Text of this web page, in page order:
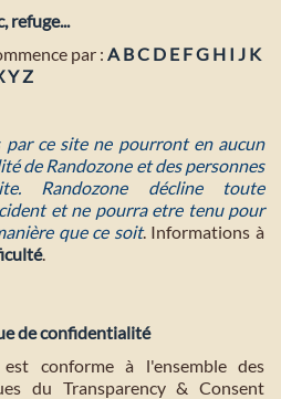
refuge...
par : A BC D E FG H I J K
YZ
ce site ne pourront en aucun
de Randozone et des personnes
Randozone décline toute
et ne pourra etre tenu pour
que ce soit. Informations à
.
de confidentialité
conforme à l'ensemble des
du Transparency & Consent